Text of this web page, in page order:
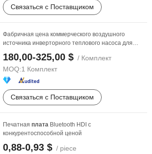
Связаться с Поставщиком
Фабричная цена коммерческого воздушного
источника инверторного теплового насоса для
180,00-325,00 $ / Комплект
MOQ:1 Комплект
Связаться с Поставщиком
Печатная плата Bluetooth HDI с
конкурентоспособной ценой
0,88-0,93 $ / piece